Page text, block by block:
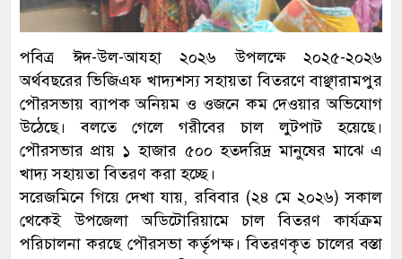
পবিত্র ঈদ-উল-আযহা ২০২৬ উপলক্ষে ২০২৫-২০২৬
অর্থবছরের ভিজিএফ খাদ্যশস্য সহায়তা বিতরণে বাঞ্ছারামপুর
পৌরসভায় ব্যাপক অনিয়ম ও ওজনে কম দেওয়ার অভিযোগ
উঠেছে। বলতে গেলে গরীবের চাল লুটপাট হয়েছে।
পৌরসভার প্রায় ১ হাজার ৫০০ হতদরিদ্র মানুষের মাঝে এ
খাদ্য সহায়তা বিতরণ করা হচ্ছে।
সরেজমিনে গিয়ে দেখা যায়, রবিবার (২৪ মে ২০২৬) সকাল
থেকেই উপজেলা অডিটোরিয়ামে চাল বিতরণ কার্যক্রম
পরিচালনা করছে পৌরসভা কর্তৃপক্ষ। বিতরণকৃত চালের বস্তা